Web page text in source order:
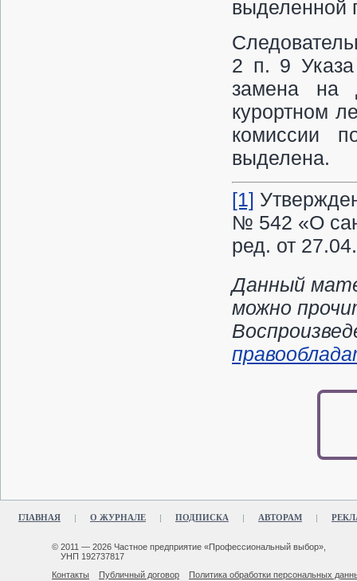
выделенной
2 п. 9 Указа
замена на
курортном
комиссии
выделена.
[1]
№ 542 «О
ред. от
Данный
можно
ГЛАВНАЯ О ЖУРНАЛЕ ПОДПИСКА АВТОРАМ
© 2011 — 2026 Частное предприятие «Профессиональный выбор»,
УНП 192737817
Контакты
Публичный договор Политика обработки персональных